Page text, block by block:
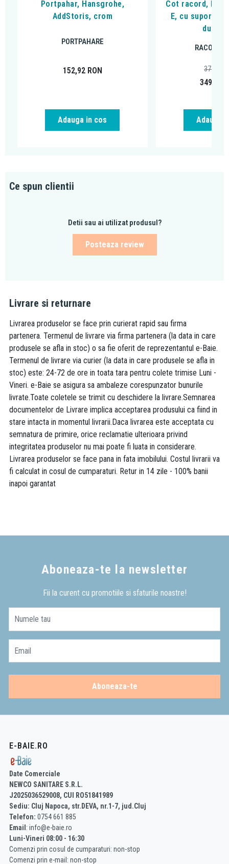
Portpahar, Hansgrohe,
AddStoris, crom
PORTPAHARE
152,92 RON
Adauga in cos
Cot racord,
E, cu suport
dus,
349,00
374,59
Adauga
Ce spun clientii
Detii sau ai utilizat produsul?
Posteaza review
Livrare si returnare
Livrarea produselor se face prin curierat rapid sau firma
partenera. Termenul de livrare via firma partenera (la data in care
produsele se afla in stoc) o sa fie oferit de reprezentantul e-Baie.
Termenul de livrare via curier (la data in care produsele se afla in
stoc) este: 24-72 de ore in toata tara pentru colete trimise Luni -
Vineri. e-Baie se asigura sa ambaleze corespunzator bunurile
livrate.Toate coletele se trimit cu deschidere la livrare.Semnarea
documentelor de Livrare implica acceptarea produsului ca fiind in
stare intacta in momentul livrarii.Daca livrarea este acceptata cu
semnatura de primire, orice reclamatie ulterioara privind
integritatea produselor nu mai poate fi luata in considerare.
Livrarea produselor se face pana in fata imobilului. Costul livrarii va
fi calculat in cosul de cumparaturi. Retur in 14 zile - 100% banii
inapoi garantat
Aboneaza-te la newsletter
Fii la curent cu promotiile si sfaturile noastre!
Numele tau
Email
Aboneaza-te
E-BAIE.RO
Date Comerciale
NEWCO SANITARE S.R.L.
J2025036529008, CUI RO51841989
Sediu: Cluj Napoca, str.DEVA, nr.1-7, jud.Cluj
Telefon: 0754 661 885
Email : info@e-baie.ro
Luni-Vineri 08:00 - 16:30
Comenzi prin cosul de cumparaturi: non-stop
Comenzi prin e-mail: non-stop